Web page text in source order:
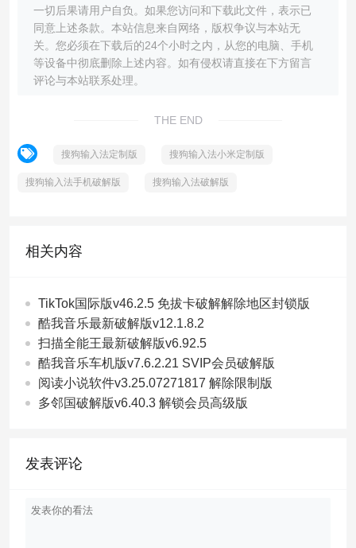
一切后果请用户自负。如果您访问和下载此文件，表示已
同意上述条款。本站信息来自网络，版权争议与本站无
关。您必须在下载后的24个小时之内，从您的电脑、手机
等设备中彻底删除上述内容。如有侵权请直接在下方留言
评论与本站联系处理。
THE END
搜狗输入法定制版 搜狗输入法小米定制版
搜狗输入法手机破解版 搜狗输入法破解版
相关内容
TikTok国际版v46.2.5 免拔卡破解解除地区封锁版
酷我音乐最新破解版v12.1.8.2
扫描全能王最新破解版v6.92.5
酷我音乐车机版v7.6.2.21 SVIP会员破解版
阅读小说软件v3.25.07271817 解除限制版
多邻国破解版v6.40.3 解锁会员高级版
发表评论